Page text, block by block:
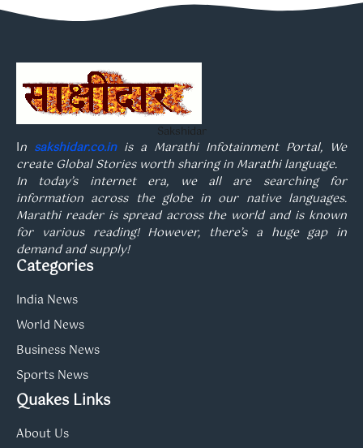
Sakshidar
In sakshidar.co.inis a Marathi Infotainment Portal, We
create Global Stories worth sharing in Marathi language.
In today’s internet era, we all are searching for
information across the globe in our native languages.
Marathi reader is spread across the world and is known
for various reading! However, there’s a huge gap in
demand and supply!
Categories
India News
World News
Business News
Sports News
Quakes Links
About Us